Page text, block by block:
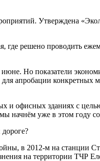
Утверждена
где решено проводить
Но показатели
апробации
и офисных зданиях с
начнём уже в этом году
в 2012-м на станции
на территории ТЧР